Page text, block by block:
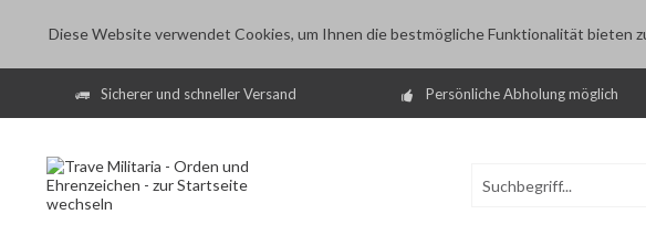
Diese Website verwendet Cookies, um Ihnen die bestmögliche Funktionalität bieten
Sicherer und schneller Versand Persönliche Abholung möglich